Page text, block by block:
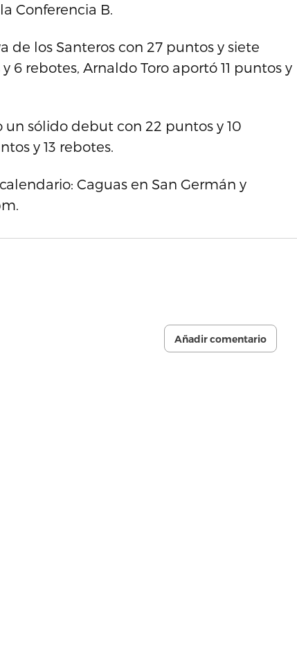
Conferencia B.
de los Santeros con 27 puntos y siete
6 rebotes, Arnaldo Toro aportó 11 puntos y
sólido debut con 22 puntos y 10
y 13 rebotes.
Caguas en San Germán y
Añadir comentario